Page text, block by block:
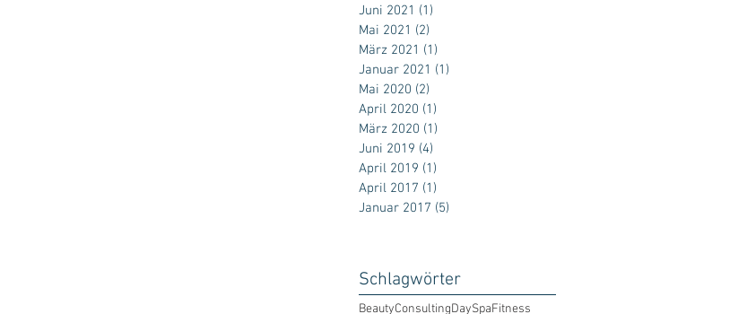
Juni 2021 (1)
Mai 2021 (2)
März 2021 (1)
Januar 2021 (1)
Mai 2020 (2)
April 2020 (1)
März 2020 (1)
Juni 2019 (4)
April 2019 (1)
April 2017 (1)
Januar 2017 (5)
Schlagwörter
BeautyConsultingDaySpaFitness